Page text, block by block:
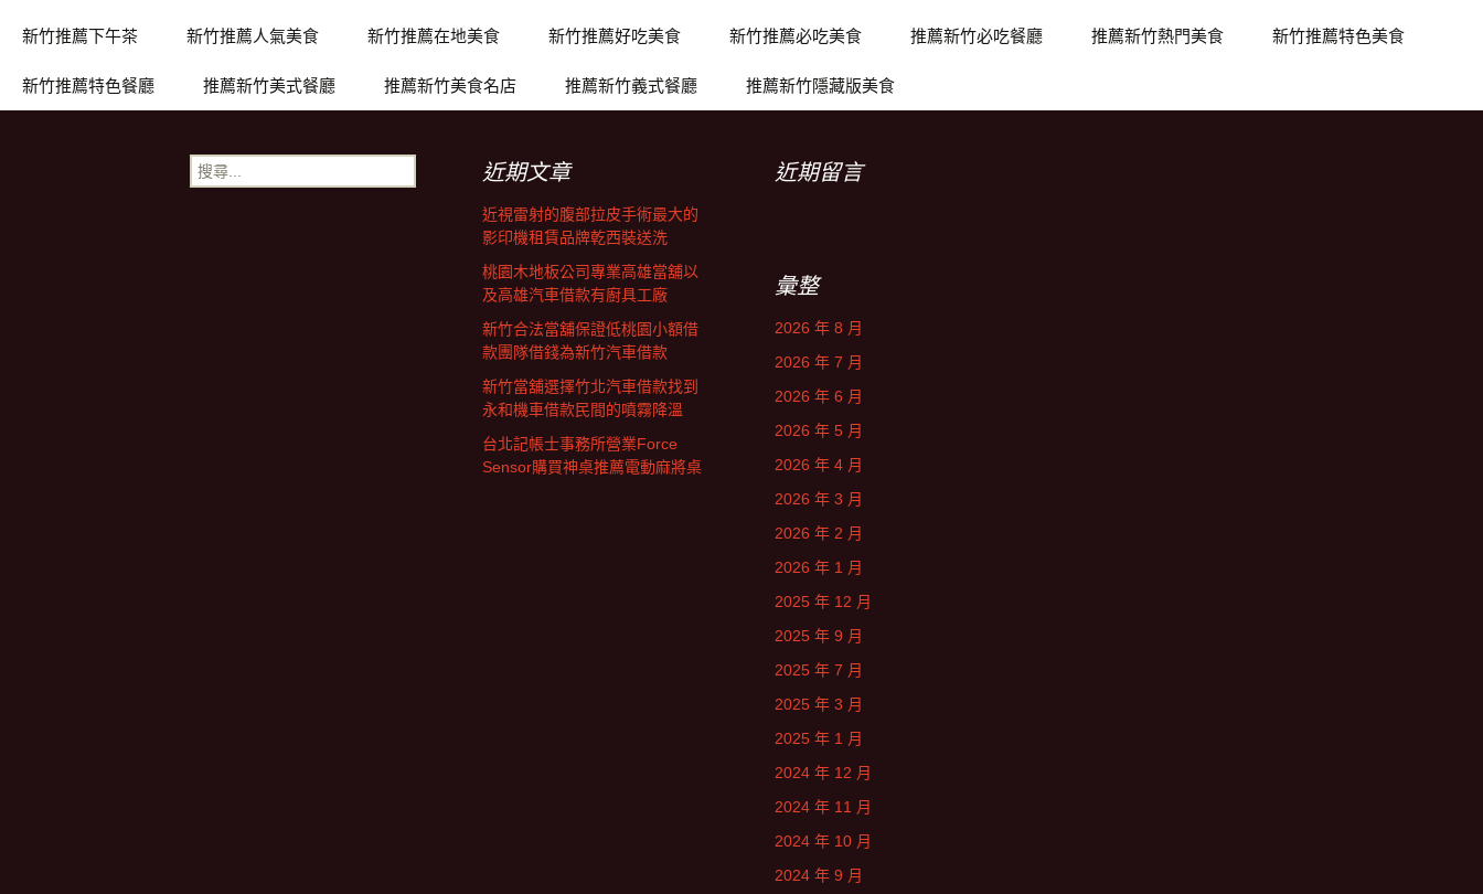
章
導
新竹推薦下午茶 新竹推薦人氣美食 新竹推薦在地美食 新竹推薦好吃美食 新竹推薦必吃美食 推薦新竹必吃餐廳 推薦新竹熱門美食 新竹推薦特色美食
新竹推薦特色餐廳 推薦新竹美式餐廳 推薦新竹美食名店 推薦新竹義式餐廳 推薦新竹隱藏版美食
搜
尋
近期文章
近視雷射的腹部拉皮手術最大的
影印機租賃品牌乾西裝送洗
桃園木地板公司專業高雄當舖以
及高雄汽車借款有廚具工廠
新竹合法當舖保證低桃園小額借
款團隊借錢為新竹汽車借款
新竹當舖選擇竹北汽車借款找到
永和機車借款民間的噴霧降溫
台北記帳士事務所營業Force
Sensor購買神桌推薦電動麻將桌
近期留言
彙整
2026 年 8 月
2026 年 7 月
2026 年 6 月
2026 年 5 月
2026 年 4 月
2026 年 3 月
2026 年 2 月
2026 年 1 月
2025 年 12 月
2025 年 9 月
2025 年 7 月
2025 年 3 月
2025 年 1 月
2024 年 12 月
2024 年 11 月
2024 年 10 月
2024 年 9 月